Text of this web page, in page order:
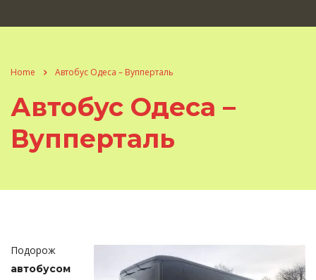
Home Автобус Одеса – Вупперталь
Автобус Одеса –
Вупперталь
Подорож
автобусом